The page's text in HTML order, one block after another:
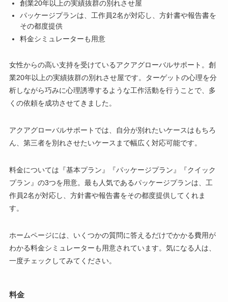
創業20年以上の実績抜群の別れさせ屋
パッケージプランは、工作員2名が対応し、方針書や報告書を
その都度提供
料金シミュレーターも用意
女性からの高い支持を受けているアクアグローバルサポート。創
業20年以上の実績抜群の別れさせ屋です。ターゲットの心理を分
析しながら巧みに心理誘導するような工作活動を行うことで、多
くの依頼を成功させてきました。
アクアグローバルサポートでは、自分が別れたいケースはもちろ
ん、第三者を別れさせたいケースまで幅広く対応可能です。
料金については『基本プラン』『パッケージプラン』『クイック
プラン』の3つを用意。最も人気であるパッケージプランは、工
作員2名が対応し、方針書や報告書をその都度提供してくれま
す。
ホームページには、いくつかの質問に答えるだけでかかる費用が
わかる料金シミュレーターも用意されています。気になる人は、
一度チェックしてみてください。
料金